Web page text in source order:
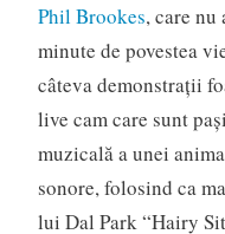
Phil Brookes, care
minute de povestea
câteva demonstrații
live cam care sunt
muzicală a unei
sonore, folosind ca
lui Dal Park “Hairy